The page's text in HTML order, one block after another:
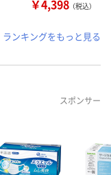
￥4,398 （税込）
ランキングをもっと見る
スポンサー